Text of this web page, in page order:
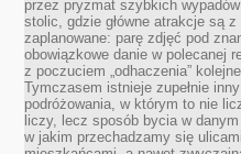
przez pryzmat szybkich
stolic, gdzie główne atrakcje są z
zaplanowane: parę zdjęć pod
obowiązkowe danie w polecanej
z poczuciem „odhaczenia”
Tymczasem istnieje zupełnie
podróżowania, w którym to nie
liczy, lecz sposób bycia w
w jakim przechadzamy się